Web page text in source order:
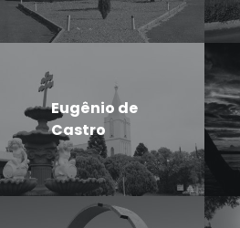
Eugênio de
Castro